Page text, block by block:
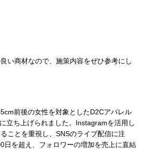
い商材なので、施策内容をぜひ参考にし
前後の女性を対象としたD2Cアパレル
立ち上げられました。Instagramを活用し
ことを重視し、SNSのライブ配信に注
日を超え、フォロワーの増加を売上に直結